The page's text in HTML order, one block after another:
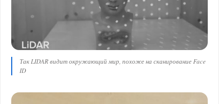
Так LIDAR видит окружающий мир, похоже на сканирование Face
ID